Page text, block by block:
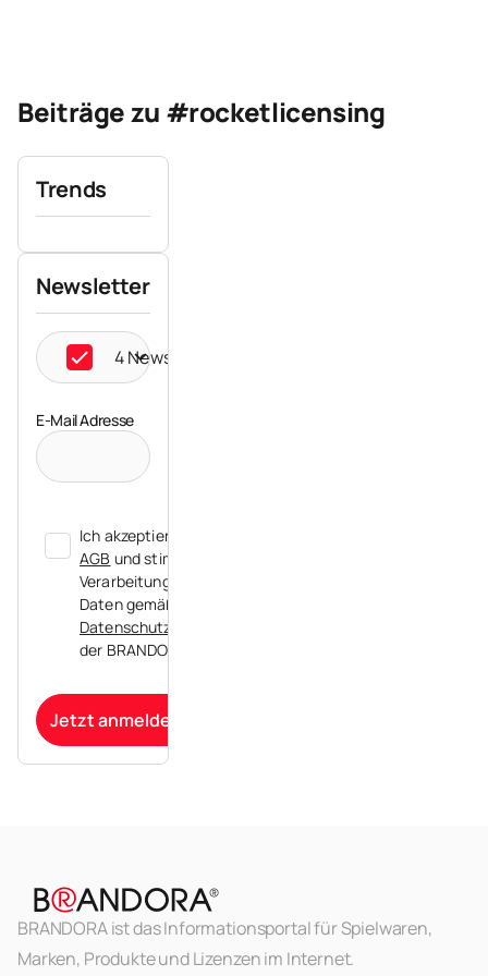
Beiträge zu #rocketlicensing
Trends
Newsletter
4 Newsletter ausgewählt
E-Mail Adresse
Ich akzeptiere die
AGB und stimme der
Verarbeitung meiner
Daten gemäß der
Datenschutzerklärung
der BRANDORA zu.
Jetzt anmelden
BRANDORA ist das Informationsportal für Spielwaren,
Marken, Produkte und Lizenzen im Internet.